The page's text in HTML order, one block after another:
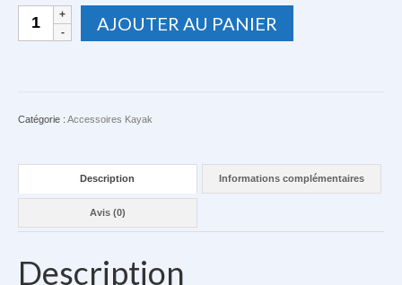
quantité
de
pour
AJOUTER AU PANIER
Catégorie : Accessoires Kayak
Description Informations complémentaires
Avis (0)
Description